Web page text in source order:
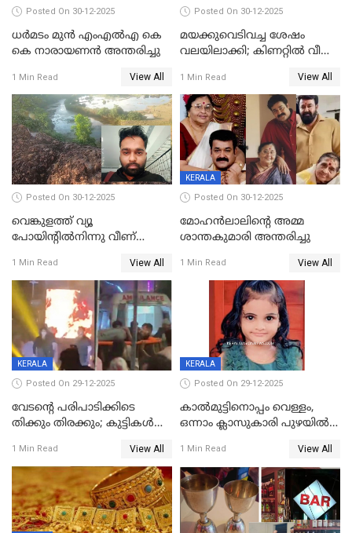
Posted On 30-12-2025
ധർമടം മുൻ എംഎല്‍എ കെ
കെ നാരായണന്‍ അന്തരിച്ചു
1 Min Read View All
Posted On 30-12-2025
മയക്കുവെടിവച്ച ശേഷം
വലയിലാക്കി; കിണറ്റിൽ വീണ
1 Min Read View All
Posted On 30-12-2025
വെങ്കുളത്ത് വ്യൂ
പോയിന്റിൽനിന്നു വീണ്
1 Min Read View All
KERALA
Posted On 30-12-2025
മോഹന്‍ലാലിന്‍റെ അമ്മ
ശാന്തകുമാരി അന്തരിച്ചു
1 Min Read View All
KERALA
Posted On 29-12-2025
വേടന്റെ പരിപാടിക്കിടെ
തിക്കും തിരക്കും; കുട്ടികള്‍
പരിക്ക്; പാളം മറികടന്ന
യുവാവ് ട്രെയിന്‍ തട്ടി മരിച്ചു
1 Min Read View All
KERALA
Posted On 29-12-2025
കാൽമുട്ടിനൊപ്പം വെള്ളം,
ഒന്നാം ക്ലാസുകാരി പുഴയിൽ
കുട്ടികൾക്കൊപ്പം
കളിക്കുന്നതിനിടെ
1 Min Read View All